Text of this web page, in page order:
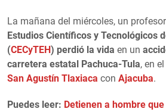
La mañana del miércoles, un
Estudios Científicos y Tecnológicos
(CECyTEH) perdió la vida en un
carretera estatal Pachuca-Tula, en
San Agustín Tlaxiaca con Ajacuba.
Puedes leer: Detienen a hombre